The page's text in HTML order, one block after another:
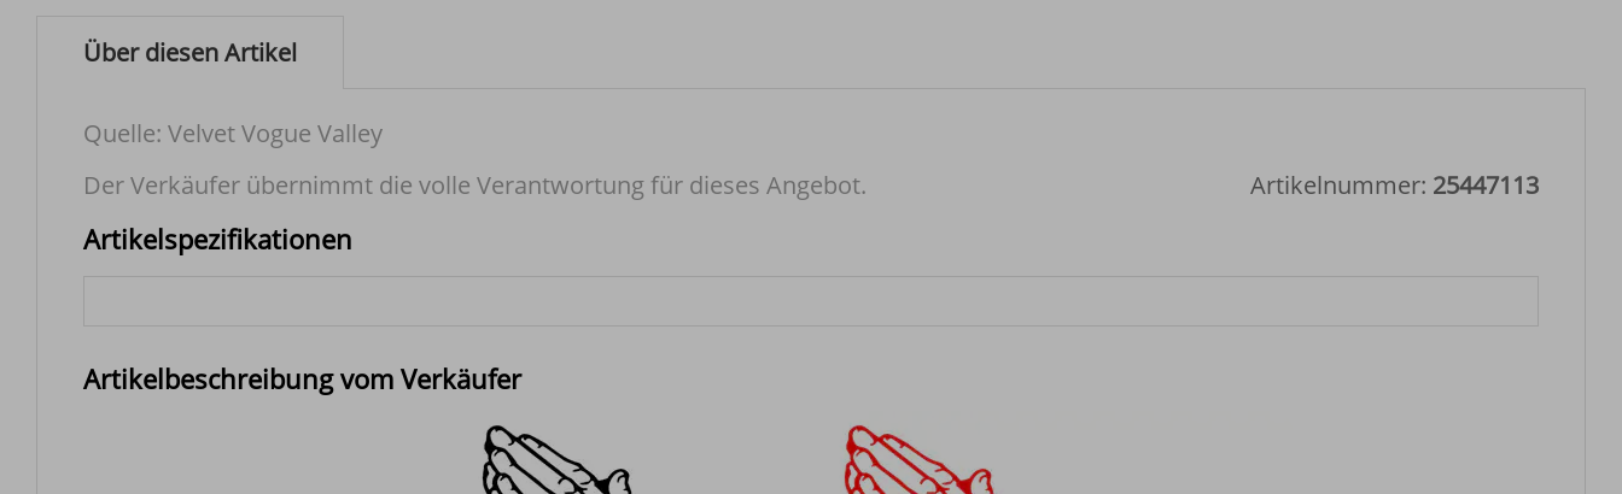
Über diesen Artikel
Quelle: Velvet Vogue Valley
Der Verkäufer übernimmt die volle Verantwortung für dieses Angebot.
Artikelnummer: 25447113
Artikelspezifikationen
Artikelbeschreibung vom Verkäufer